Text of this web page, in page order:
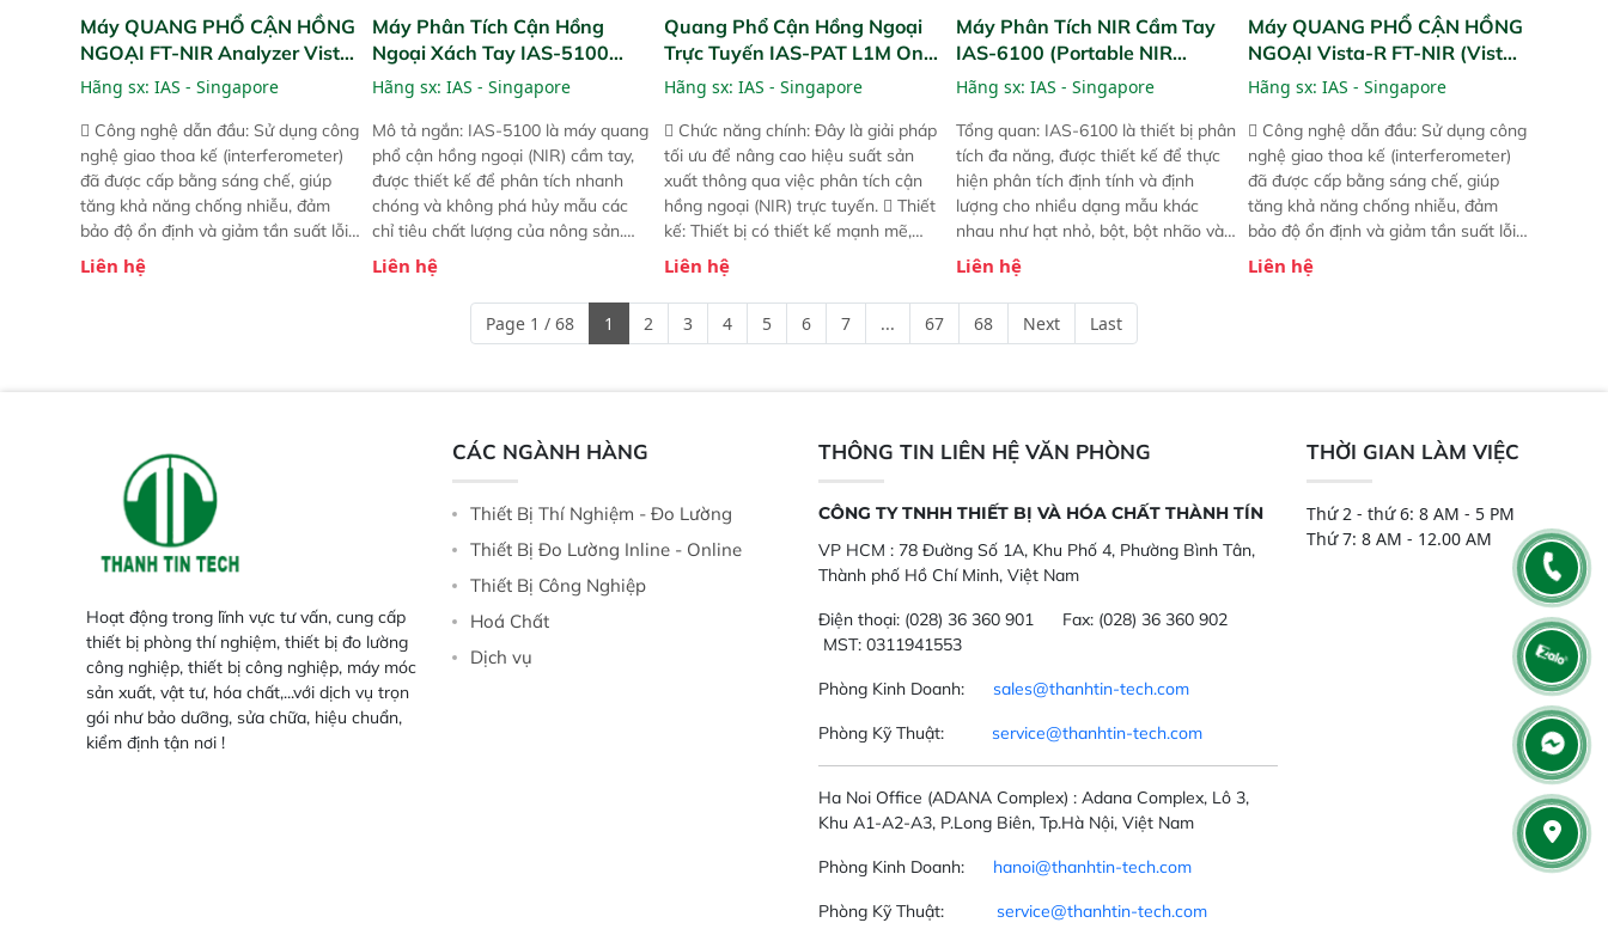
Máy QUANG PHỔ CẬN HỒNG
NGOẠI FT-NIR Analyzer Vista-
R
Hãng sx: IAS - Singapore
 Công nghệ dẫn đầu: Sử dụng công
nghệ giao thoa kế (interferometer)
đã được cấp bằng sáng chế, giúp
tăng khả năng chống nhiễu, đảm
bảo độ ổn định và giảm tần suất lỗi.
 Phạm vi ứng dụng rộng: Đáp ứng
nhu cầu kiểm tra đa dạng mẫu mã
Liên hệ
Máy Phân Tích Cận Hồng
Ngoại Xách Tay IAS-5100
(Portable NIR Analyzer)
Hãng sx: IAS - Singapore
Mô tả ngắn: IAS-5100 là máy quang
phổ cận hồng ngoại (NIR) cầm tay,
được thiết kế để phân tích nhanh
chóng và không phá hủy mẫu các
chỉ tiêu chất lượng của nông sản.
Phạm vi sử dụng: Thiết bị linh hoạt
cho nhiều kịch bản khác nhau như
tại điểm thu mua, trong xưởng sản
xuất hoặc trực tiếp ngoài đồng
Liên hệ
Quang Phổ Cận Hồng Ngoại
Trực Tuyến IAS-PAT L1M On-
Line NIR
Hãng sx: IAS - Singapore
 Chức năng chính: Đây là giải pháp
tối ưu để nâng cao hiệu suất sản
xuất thông qua việc phân tích cận
hồng ngoại (NIR) trực tuyến.  Thiết
kế: Thiết bị có thiết kế mạnh mẽ,
mô-đun hóa, hỗ trợ tản nhiệt tăng
cường và đã qua kiểm tra áp suất
nghiêm ngặt.  Cam kết: Mang lại
khả năng theo dõi thông số theo
Liên hệ
Máy Phân Tích NIR Cầm Tay
IAS-6100 (Portable NIR
Analyzer)
Hãng sx: IAS - Singapore
Tổng quan: IAS-6100 là thiết bị phân
tích đa năng, được thiết kế để thực
hiện phân tích định tính và định
lượng cho nhiều dạng mẫu khác
nhau như hạt nhỏ, bột, bột nhão và
chất lỏng. Thiết bị này cho phép bất
kỳ ai cũng có thể thực hiện phân tích
đa thành phần chỉ với một nút bấm
đơn giản, mọi lúc, mọi nơi. Chuyên
Liên hệ
Máy QUANG PHỔ CẬN HỒNG
NGOẠI Vista-R FT-NIR (Vista-
R FT-NIR Analyzer)
Hãng sx: IAS - Singapore
 Công nghệ dẫn đầu: Sử dụng công
nghệ giao thoa kế (interferometer)
đã được cấp bằng sáng chế, giúp
tăng khả năng chống nhiễu, đảm
bảo độ ổn định và giảm tần suất lỗi.
 Phạm vi ứng dụng rộng: Đáp ứng
nhu cầu kiểm tra đa dạng mẫu mã
Liên hệ
Page 1 / 68 1 2 3 4 5 6 7 ... 67 68 Next Last
Hoạt động trong lĩnh vực tư vấn, cung cấp
thiết bị phòng thí nghiệm, thiết bị đo lường
công nghiệp, thiết bị công nghiệp, máy móc
sản xuất, vật tư, hóa chất,...với dịch vụ trọn
gói như bảo dưỡng, sửa chữa, hiệu chuẩn,
kiểm định tận nơi !
CÁC NGÀNH HÀNG
Thiết Bị Thí Nghiệm - Đo Lường
Thiết Bị Đo Lường Inline - Online
Thiết Bị Công Nghiệp
Hoá Chất
Dịch vụ
THÔNG TIN LIÊN HỆ VĂN PHÒNG
CÔNG TY TNHH THIẾT BỊ VÀ HÓA CHẤT THÀNH TÍN
VP HCM : 78 Đường Số 1A, Khu Phố 4, Phường Bình Tân,
Thành phố Hồ Chí Minh, Việt Nam
Điện thoại: (028) 36 360 901 Fax: (028) 36 360 902
MST: 0311941553
Phòng Kinh Doanh: sales@thanhtin-tech.com
Phòng Kỹ Thuật: service@thanhtin-tech.com
Ha Noi Office (ADANA Complex) : Adana Complex, Lô 3,
Khu A1-A2-A3, P.Long Biên, Tp.Hà Nội, Việt Nam
Phòng Kinh Doanh: hanoi@thanhtin-tech.com
Phòng Kỹ Thuật: service@thanhtin-tech.com
THỜI GIAN LÀM VIỆC
Thứ 2 - thứ 6: 8 AM - 5 PM
Thứ 7: 8 AM - 12.00 AM